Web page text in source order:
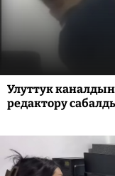
Улуттук
редактору